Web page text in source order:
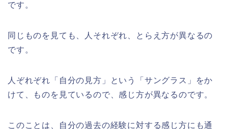
です。
同じものを見ても、人それぞれ、とらえ方が異なるの
です。
人ぞれぞれ「自分の見方」という「サングラス」をか
けて、ものを見ているので、感じ方が異なるのです。
このことは、自分の過去の経験に対する感じ方にも通